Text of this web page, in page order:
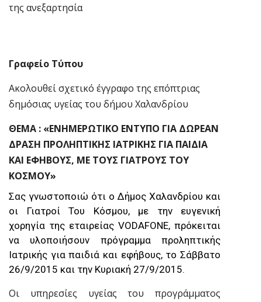
της ανεξαρτησία
Γραφείο Τύπου
Ακολουθεί σχετικό έγγραφο της επόπτριας
δημόσιας υγείας του δήμου Χαλανδρίου
ΘΕΜΑ : «ΕΝΗΜΕΡΩΤΙΚΟ ΕΝΤΥΠΟ ΓΙΑ ΔΩΡΕΑΝ
ΔΡΑΣΗ ΠΡΟΛΗΠΤΙΚΗΣ ΙΑΤΡΙΚΗΣ ΓΙΑ ΠΑΙΔΙΑ
ΚΑΙ ΕΦΗΒΟΥΣ, ΜΕ ΤΟΥΣ ΓΙΑΤΡΟΥΣ ΤΟΥ
ΚΟΣΜΟΥ»
Σας γνωστοποιώ ότι ο Δήμος Χαλανδρίου και
οι Γιατροί Του Κόσμου, με την ευγενική
χορηγία της εταιρείας VODAFONE, πρόκειται
να υλοποιήσουν πρόγραμμα προληπτικής
Ιατρικής για παιδιά και εφήβους, το Σάββατο
26/9/2015 και την Κυριακή 27/9/2015.
Οι υπηρεσίες υγείας του προγράμματος